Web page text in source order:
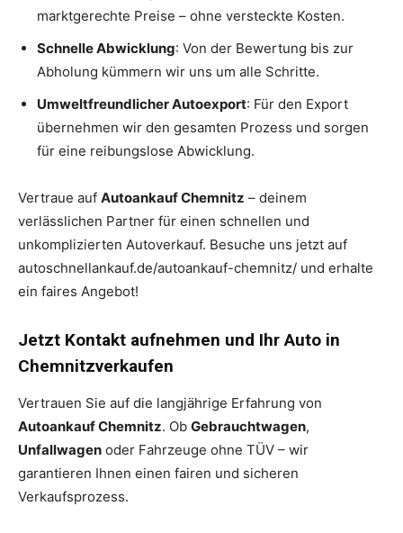
marktgerechte Preise – ohne versteckte Kosten.
Schnelle Abwicklung: Von der Bewertung bis zur
Abholung kümmern wir uns um alle Schritte.
Umweltfreundlicher Autoexport: Für den Export
übernehmen wir den gesamten Prozess und sorgen
für eine reibungslose Abwicklung.
Vertraue auf Autoankauf Chemnitz – deinem
verlässlichen Partner für einen schnellen und
unkomplizierten Autoverkauf. Besuche uns jetzt auf
autoschnellankauf.de/autoankauf-chemnitz/ und erhalte
ein faires Angebot!
Jetzt Kontakt aufnehmen und Ihr Auto in
Chemnitzverkaufen
Vertrauen Sie auf die langjährige Erfahrung von
Autoankauf Chemnitz. Ob Gebrauchtwagen,
Unfallwagen oder Fahrzeuge ohne TÜV – wir
garantieren Ihnen einen fairen und sicheren
Verkaufsprozess.